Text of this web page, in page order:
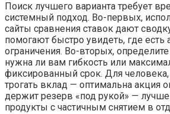
Поиск лучшего варианта требует
системный подход. Во-первых,
сайты сравнения ставок дают
помогают быстро увидеть, где есть
ограничения. Во-вторых,
нужна ли вам гибкость или
фиксированный срок. Для
трогать вклад — оптимальна акция
держит резерв «под рукой» —
продукты с частичным снятием в